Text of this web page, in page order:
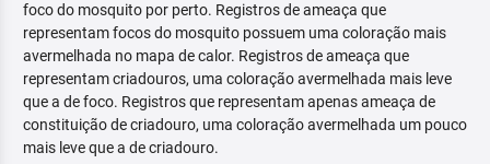
foco do mosquito por perto. Registros de ameaça que
representam focos do mosquito possuem uma coloração mais
avermelhada no mapa de calor. Registros de ameaça que
representam criadouros, uma coloração avermelhada mais leve
que a de foco. Registros que representam apenas ameaça de
constituição de criadouro, uma coloração avermelhada um pouco
mais leve que a de criadouro.